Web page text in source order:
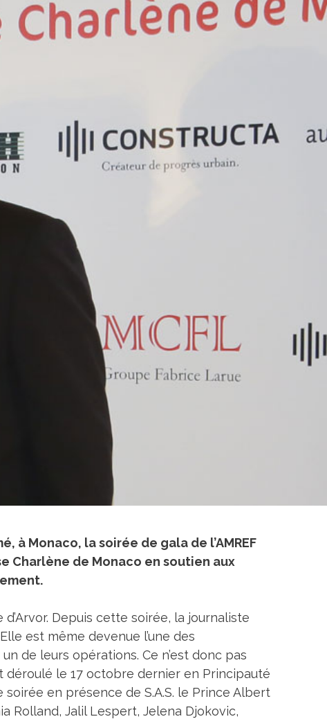
à Monaco, la soirée de gala de l’AMREF
Charlène de Monaco en soutien aux
Depuis cette soirée, la journaliste
est même devenue l’une des
de leurs opérations. Ce n’est donc pas
déroulé le 17 octobre dernier en Principauté
en présence de S.A.S. le Prince Albert
Rolland, Jalil Lespert, Jelena Djokovic,